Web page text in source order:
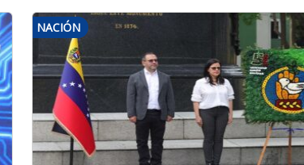
NACIÓN